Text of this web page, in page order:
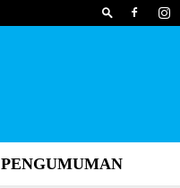
PENGUMUMAN